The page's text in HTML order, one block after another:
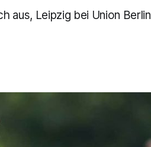
aus, Leipzig bei Union